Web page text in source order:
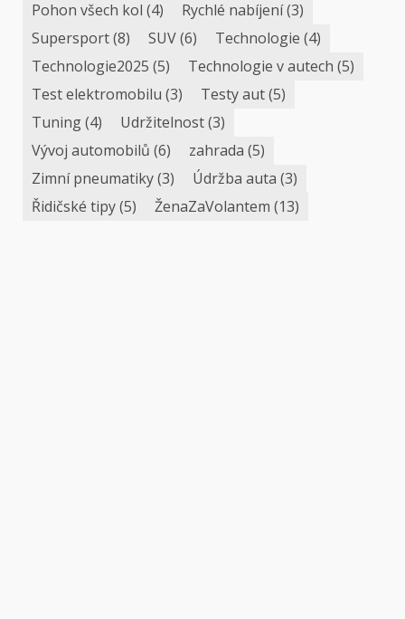
Pohon všech kol (4) Rychlé nabíjení(3)
Supersport(8) SUV(6) Technologie (4)
Technologie2025 (5) Technologie v autech (5)
Test elektromobilu (3) Testy aut(5)
Tuning(4) Udržitelnost(3)
Vývoj automobilů (6) zahrada (5)
Zimní pneumatiky(3) Údržba auta (3)
Řidičské tipy(5) ŽenaZaVolantem (13)